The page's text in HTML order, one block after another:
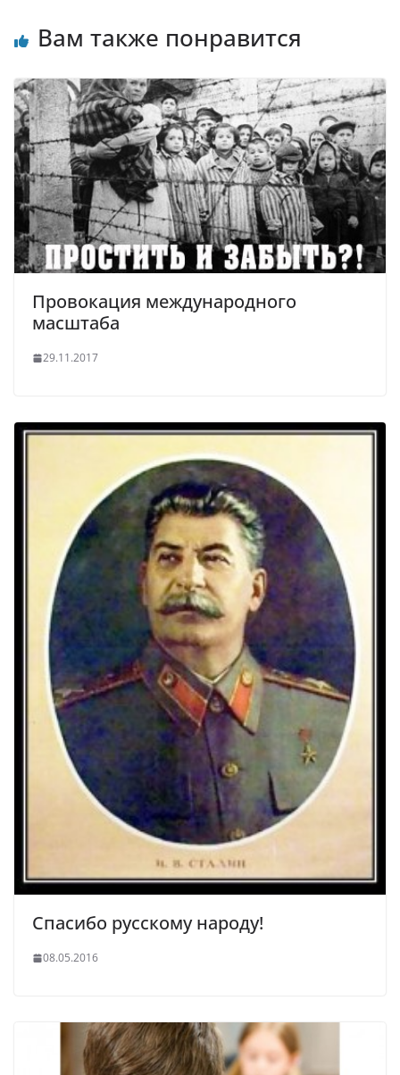
Вам также понравится
Провокация международного
масштаба
29.11.2017
Спасибо русскому народу!
08.05.2016